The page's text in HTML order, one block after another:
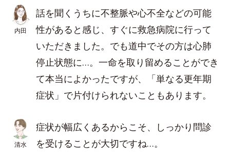
内田
話を聞くうちに不整脈や心不全などの可能
性があると感じ、すぐに救急病院に行って
いただきました。でも道中でその方は心肺
停止状態に…。一命を取り留めることができ
て本当によかったですが、「単なる更年期
症状」で片付けられないこともあります。
清水
症状が幅広くあるからこそ、しっかり問診
を受けることが大切ですね…。